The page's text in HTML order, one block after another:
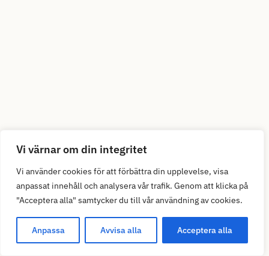
Vi värnar om din integritet
Vi använder cookies för att förbättra din upplevelse, visa
anpassat innehåll och analysera vår trafik. Genom att klicka på
"Acceptera alla" samtycker du till vår användning av cookies.
Anpassa Avvisa alla Acceptera alla